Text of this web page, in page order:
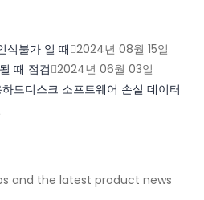
식불가 일 때 2024년 08월 15일
때 점검 2024년 06월 03일
하드디스크 소프트웨어 손실 데이터
and the latest product news